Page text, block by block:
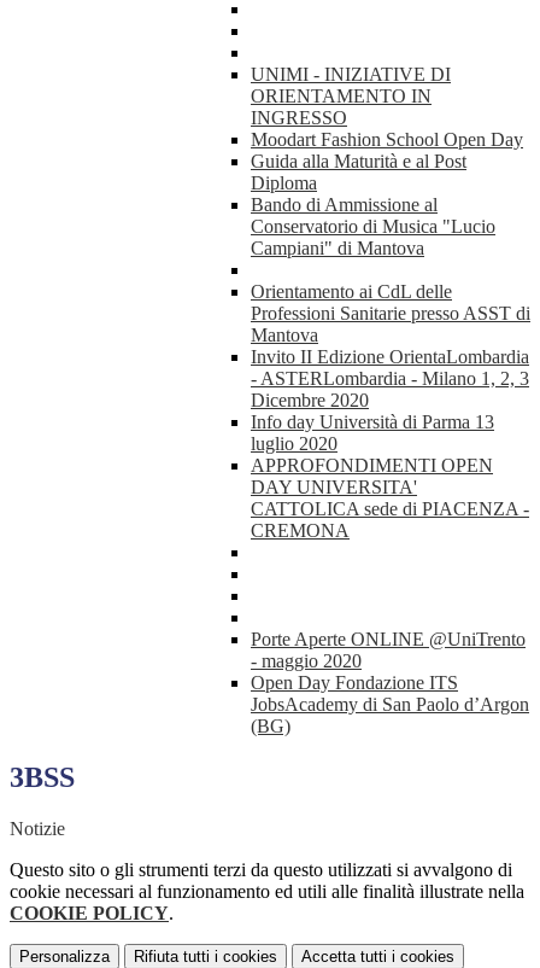
UNIMI - INIZIATIVE DI
ORIENTAMENTO IN
INGRESSO
Moodart Fashion School Open Day
Guida alla Maturità e al Post
Diploma
Bando di Ammissione al
Conservatorio di Musica "Lucio
Campiani" di Mantova
Orientamento ai CdL delle
Professioni Sanitarie presso ASST di
Mantova
Invito II Edizione OrientaLombardia
- ASTERLombardia - Milano 1, 2, 3
Dicembre 2020
Info day Università di Parma 13
luglio 2020
APPROFONDIMENTI OPEN
DAY UNIVERSITA'
CATTOLICA sede di PIACENZA -
CREMONA
Porte Aperte ONLINE @UniTrento
- maggio 2020
Open Day Fondazione ITS
JobsAcademy di San Paolo d’Argon
(BG)
3BSS
Notizie
Questo sito o gli strumenti terzi da questo utilizzati si avvalgono di
cookie necessari al funzionamento ed utili alle finalità illustrate nella
COOKIE POLICY.
Personalizza Rifiuta tutti i cookies Accetta tutti i cookies